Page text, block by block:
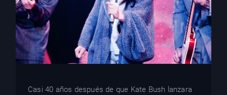
Casi 40 años después de que Kate Bush lanzara